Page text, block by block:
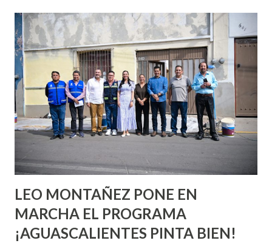
conoces ni la mitad de lo que deberías saber. Pero incluso
quienes ya han tenido relaciones sexuales no son expertos
o expertas en el tema. Siempre hay algo nuevo que
aprender y nuevas experiencias que conocer. Si eres una
chica y aún no has tenido relaciones sexuales, tal vez
pienses que el sexo será increíble y no puedas esperar para
experimentarlo, pero como cualquier persona con
experiencia te dirá, siempre es mejor cuando ambas partes
son suficientemen...
LEO MONTAÑEZ PONE EN
MARCHA EL PROGRAMA
¡AGUASCALIENTES PINTA BIEN!